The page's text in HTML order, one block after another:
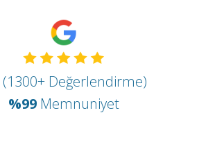
(1300+ Değerlendirme)
%99 Memnuniyet